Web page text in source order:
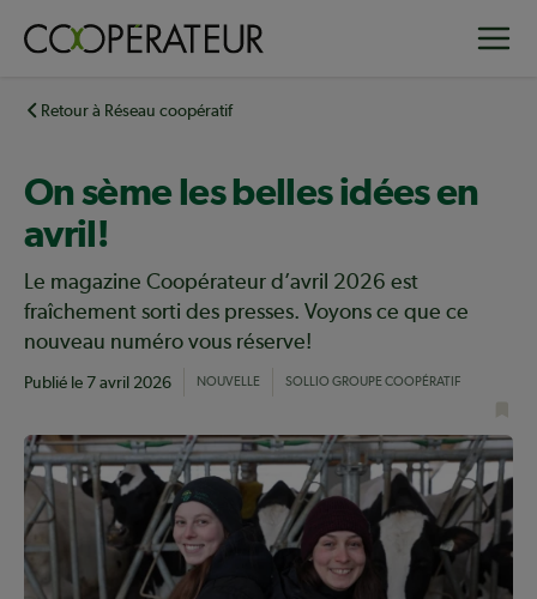
principalRetour à Réseau coopératif
On sème les belles idées en
avril!
Le magazine Coopérateur d’avril 2026 est
fraîchement sorti des presses. Voyons ce que ce
nouveau numéro vous réserve!
Publié le 7 avril 2026 NOUVELLE SOLLIO GROUPE COOPÉRATIF